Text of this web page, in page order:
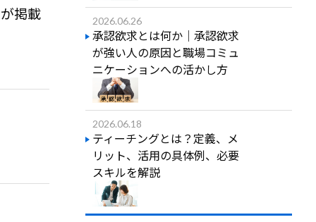
掲載 2026.06.26
承認欲求とは何か｜承認欲求
が強い人の原因と職場コミュ
ニケーションへの活かし方
2026.06.18
ティーチングとは？定義、メ
リット、活用の具体例、必要
スキルを解説